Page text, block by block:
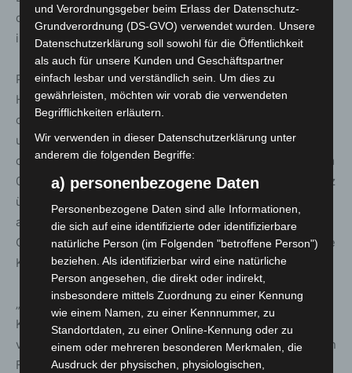
des PK, in dem rund 100 Polizeibeamtinnen und -beamte
ihren Dienst versehen.
POR Tobias Giesbert kehrt ins Dezernat Einsatz der PD
Hannover zurück. Nachdem er seit 2015 die Aufgaben
des Einsatzdezernenten der Behörde wahrgenommen
und anschließend das PK Hannover-Döhren und danach
das PK Hannover-Südstadt geleitet hatte, wurde ihm zum
01.03.2024 die Leitung des gesamten Dezernates Einsatz
übertragen. Durch seine Erfahrungen in diesem Bereich,
aber auch durch sein Engagement als Leiter von
Großeinsätzen der Behörde, bringt er das entsprechende
Know-how für seine neue Aufgabe mit.
„Ich bin fest davon überzeugt, dass sowohl unsere
Kolleginnen und Kollegen als auch die Menschen vor Ort
von den Erfahrungen und Kompetenzen der eingesetzten
Führungskräfte profitieren werden“, betont
und Verordnungsgeber beim Erlass der Datenschutz-
Grundverordnung (DS-GVO) verwendet wurden. Unsere
Datenschutzerklärung soll sowohl für die Öffentlichkeit
als auch für unsere Kunden und Geschäftspartner
einfach lesbar und verständlich sein. Um dies zu
gewährleisten, möchten wir vorab die verwendeten
Begrifflichkeiten erläutern.
Wir verwenden in dieser Datenschutzerklärung unter
anderem die folgenden Begriffe:
a) personenbezogene Daten
Personenbezogene Daten sind alle Informationen,
die sich auf eine identifizierte oder identifizierbare
natürliche Person (im Folgenden "betroffene Person")
beziehen. Als identifizierbar wird eine natürliche
Person angesehen, die direkt oder indirekt,
insbesondere mittels Zuordnung zu einer Kennung
wie einem Namen, zu einer Kennnummer, zu
Standortdaten, zu einer Online-Kennung oder zu
einem oder mehreren besonderen Merkmalen, die
Ausdruck der physischen, physiologischen,